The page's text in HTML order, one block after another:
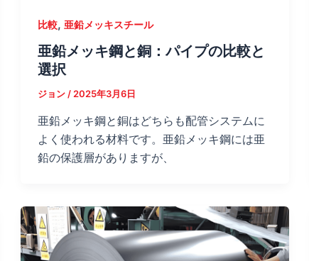
比較, 亜鉛メッキスチール
亜鉛メッキ鋼と銅：パイプの比較と
選択
ジョン/2025年3月6日
亜鉛メッキ鋼と銅はどちらも配管システムに
よく使われる材料です。亜鉛メッキ鋼には亜
鉛の保護層がありますが、